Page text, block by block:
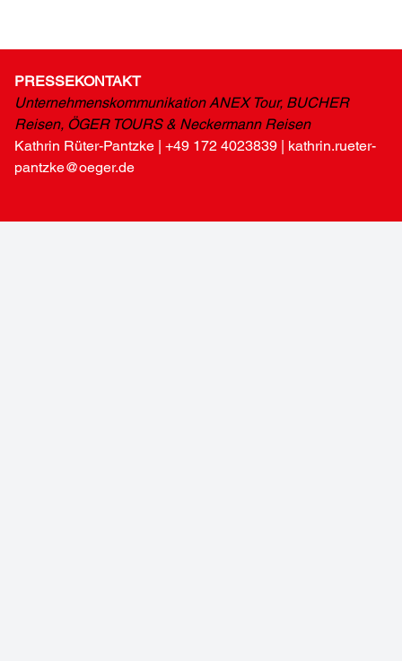
PRESSEKONTAKT
Unternehmenskommunikation ANEX Tour, BUCHER
Reisen, ÖGER TOURS & Neckermann Reisen
Kathrin Rüter-Pantzke | +49 172 4023839 | kathrin.rueter-
pantzke@oeger.de